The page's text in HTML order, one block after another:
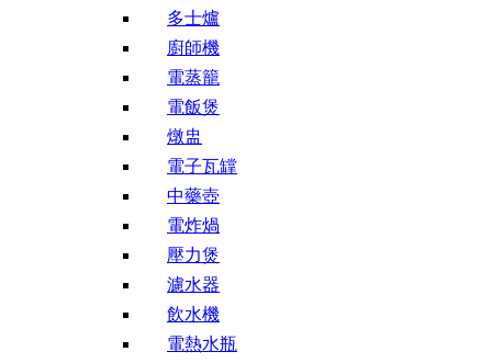
多士爐
廚師機
電蒸籠
電飯煲
燉盅
電子瓦罉
中藥壺
電炸煱
壓力煲
濾水器
飲水機
電熱水瓶